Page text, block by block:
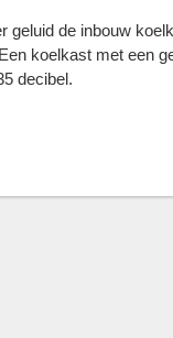
geluid de inbouw
koelkast met een
decibel.